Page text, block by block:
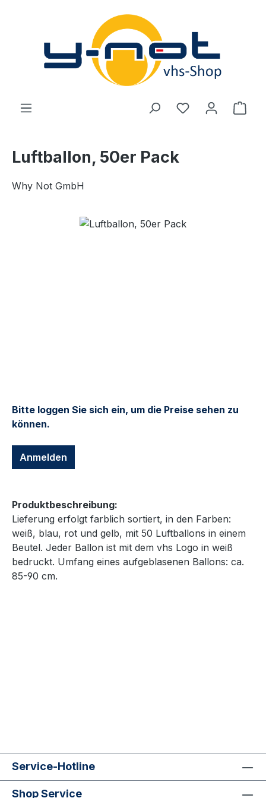
Zum Hauptinhalt springen
Du hast 0
Luftballon, 50er Pack
Why Not GmbH
Bildergalerie überspringen
Bitte loggen Sie sich ein, um die Preise sehen zu
können.
Anmelden
Produktbeschreibung:
Lieferung erfolgt farblich sortiert, in den Farben:
weiß, blau, rot und gelb, mit 50 Luftballons in einem
Beutel. Jeder Ballon ist mit dem vhs Logo in weiß
bedruckt. Umfang eines aufgeblasenen Ballons: ca.
85-90 cm.
Service-Hotline
Shop Service